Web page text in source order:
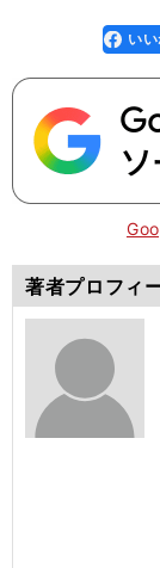
faceboo
k
い
著者プロフィ